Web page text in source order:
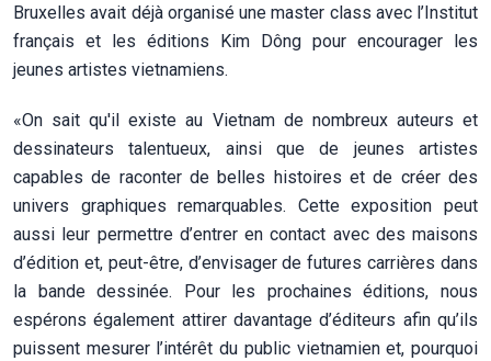
Bruxelles avait déjà organisé une master class avec l’Institut
français et les éditions Kim Dông pour encourager les
jeunes artistes vietnamiens.
«On sait qu'il existe au Vietnam de nombreux auteurs et
dessinateurs talentueux, ainsi que de jeunes artistes
capables de raconter de belles histoires et de créer des
univers graphiques remarquables. Cette exposition peut
aussi leur permettre d’entrer en contact avec des maisons
d’édition et, peut-être, d’envisager de futures carrières dans
la bande dessinée. Pour les prochaines éditions, nous
espérons également attirer davantage d’éditeurs afin qu’ils
puissent mesurer l’intérêt du public vietnamien et, pourquoi